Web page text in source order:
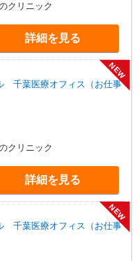
クリニック
詳細を見る
千葉医療オフィス（お仕事
NEW
クリニック
詳細を見る
千葉医療オフィス（お仕事
NEW